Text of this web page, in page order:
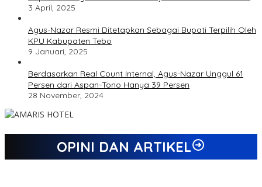
3 April, 2025
Agus-Nazar Resmi Ditetapkan Sebagai Bupati Terpilih Oleh
KPU Kabupaten Tebo
9 Januari, 2025
Berdasarkan Real Count Internal, Agus-Nazar Unggul 61
Persen dari Aspan-Tono Hanya 39 Persen
28 November, 2024
OPINI DAN ARTIKEL